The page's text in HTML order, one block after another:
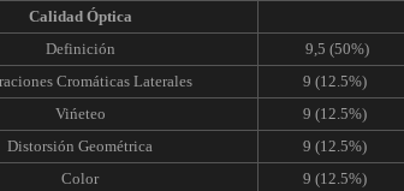
Calidad Óptica
Definición
9,5 (50%)
Cromáticas Laterales
9 (12.5%)
Vińeteo
9 (12.5%)
Distorsión Geométrica
9 (12.5%)
Color
9 (12.5%)